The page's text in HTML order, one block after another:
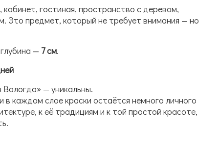
гостиная, пространство с деревом,
Это предмет, который не требует внимания — но
— 7 см.
— уникальны.
каждом слое краски остаётся немного личного
к её традициям и к той простой красоте,